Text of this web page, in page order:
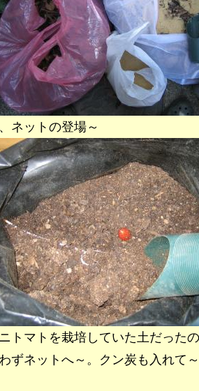
ネットの登場～
トマトを栽培していた土だった
ずネットへ～。クン炭も入れて